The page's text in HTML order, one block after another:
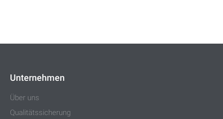
Unternehmen
Über uns
Qualitätssicherung